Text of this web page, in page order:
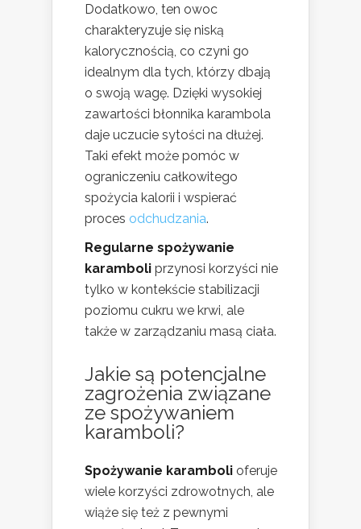
Dodatkowo, ten owoc
charakteryzuje się niską
kalorycznością, co czyni go
idealnym dla tych, którzy dbają
o swoją wagę. Dzięki wysokiej
zawartości błonnika karambola
daje uczucie sytości na dłużej.
Taki efekt może pomóc w
ograniczeniu całkowitego
spożycia kalorii i wspierać
proces odchudzania.
Regularne spożywanie
karamboli przynosi korzyści nie
tylko w kontekście stabilizacji
poziomu cukru we krwi, ale
także w zarządzaniu masą ciała.
Jakie są potencjalne
zagrożenia związane
ze spożywaniem
karamboli?
Spożywanie karamboli oferuje
wiele korzyści zdrowotnych, ale
wiąże się też z pewnymi